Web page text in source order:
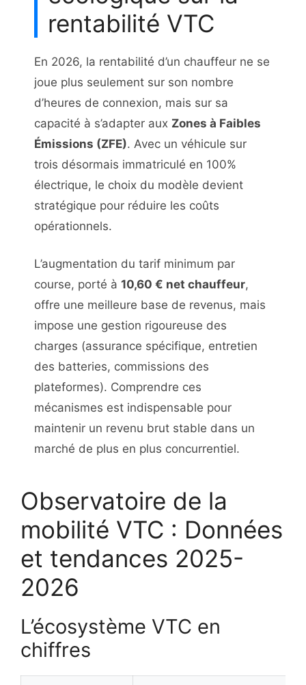
rentabilité VTC
En 2026, la rentabilité d’un chauffeur ne se
joue plus seulement sur son nombre
d’heures de connexion, mais sur sa
capacité à s’adapter aux Zones à Faibles
Émissions (ZFE). Avec un véhicule sur
trois désormais immatriculé en 100%
électrique, le choix du modèle devient
stratégique pour réduire les coûts
opérationnels.
L’augmentation du tarif minimum par
course, porté à 10,60 € net chauffeur,
offre une meilleure base de revenus, mais
impose une gestion rigoureuse des
charges (assurance spécifique, entretien
des batteries, commissions des
plateformes). Comprendre ces
mécanismes est indispensable pour
maintenir un revenu brut stable dans un
marché de plus en plus concurrentiel.
Observatoire de la
mobilité VTC : Données
et tendances 2025-
2026
L’écosystème VTC en
chiffres